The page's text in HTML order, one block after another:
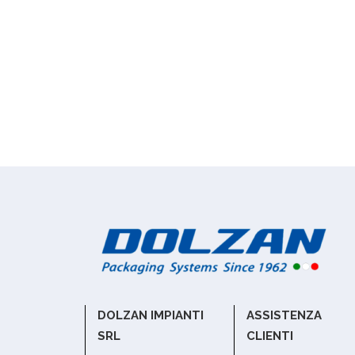
DOLZAN IMPIANTI
SRL
ASSISTENZA
CLIENTI